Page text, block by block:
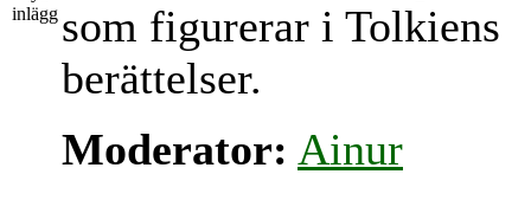
som figurerar i Tolkiens
berättelser.
Moderator: Ainur